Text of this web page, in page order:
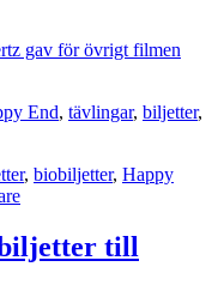
gav för övrigt filmen
End, tävlingar, biljetter,
, biobiljetter, Happy
till